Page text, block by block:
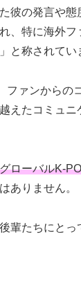
彼の発言や
、特に海外フ
と称されてい
ファンからの
えたコミュニ
グローバルK-
ありません。
輩たちにとっ